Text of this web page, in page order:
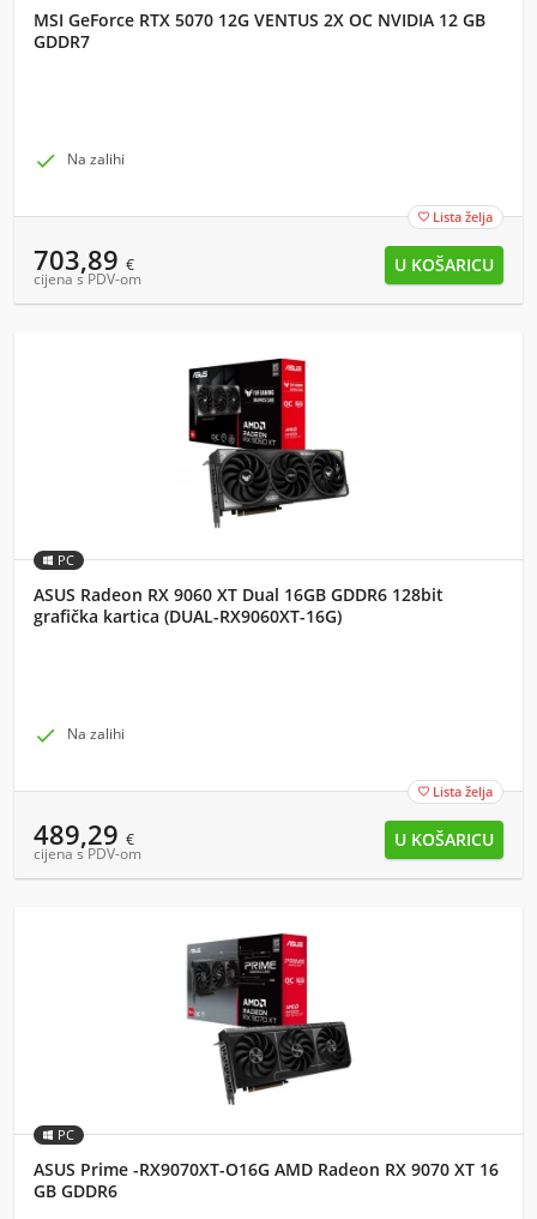
MSI GeForce RTX 5070 12G VENTUS 2X OC NVIDIA 12 GB
GDDR7
 Na zalihi
 Lista želja
703,89 €
cijena s PDV-om
PC
ASUS Radeon RX 9060 XT Dual 16GB GDDR6 128bit
grafička kartica (DUAL-RX9060XT-16G)
 Na zalihi
 Lista želja
489,29 €
cijena s PDV-om
PC
ASUS Prime -RX9070XT-O16G AMD Radeon RX 9070 XT 16
GB GDDR6